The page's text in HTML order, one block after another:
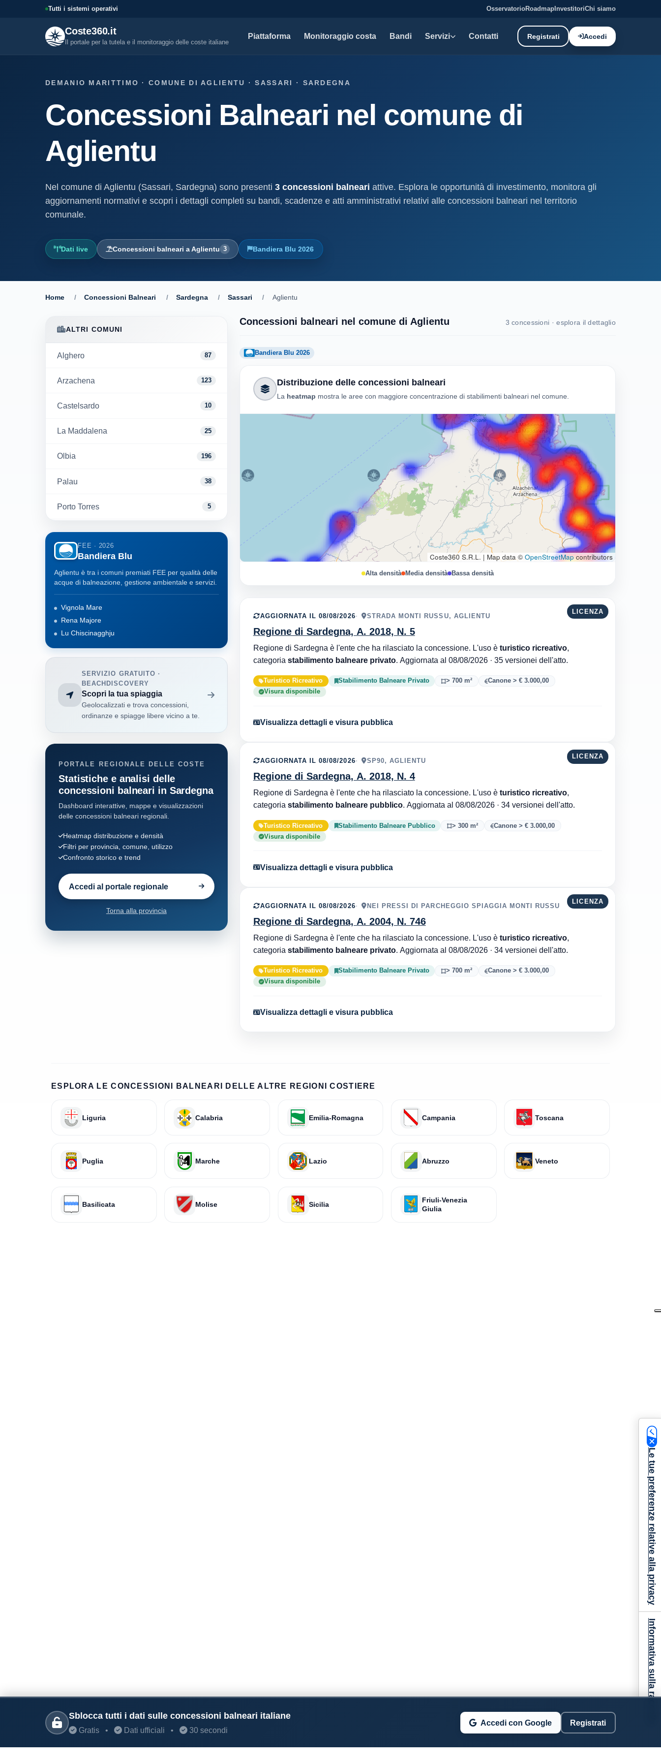
Tutti i sistemi operativi OsservatorioRoadmap InvestitoriChi siamo
Coste360.it
Il portale per la tutela e il monitoraggio delle coste italiane
Piattaforma Monitoraggio costa Bandi Servizi
Visure, fascicoli, verifica concessioni e
altro.
marittima
Un documento sintetico della concessione
demaniale marittima
demaniale marittima
Storico completo ed evolutivo della
Soluzioni per studi tecnici, legali e PA.
Modello D1
marittimo.
I nostri dati
Open data costieri aggiornati mensilmente.
Contatti Registrati Accedi
DEMANIO MARITTIMO · COMUNE DI AGLIENTU · SASSARI · SARDEGNA
Concessioni Balneari nel comune di
Aglientu
Nel comune di Aglientu (Sassari, Sardegna) sono presenti 3 concessioni balneari attive. Esplora le opportunità di investimento, monitora gli
aggiornamenti normativi e scopri i dettagli completi su bandi, scadenze e atti amministrativi relativi alle concessioni balneari nel territorio
comunale.
Dati live Concessioni balneari a Aglientu 3 Bandiera Blu 2026
Home / Concessioni Balneari / Sardegna / Sassari / Aglientu
ALTRI COMUNI
Alghero 87
Arzachena 123
Castelsardo 10
La Maddalena 25
Olbia 196
Palau 38
Porto Torres 5
Santa Teresa Gallura 51
Sassari
Sorso 22
Trinita' D'Agultu E Vignola
Valledoria
Badesi 13
Golfo Aranci
Loiri Porto San Paolo
San Teodoro
FEE · 2026
Bandiera Blu
Aglientu è tra i comuni premiati FEE per qualità delle
acque di balneazione, gestione ambientale e servizi.
Vignola Mare
Rena Majore
Lu Chiscinagghju
SERVIZIO GRATUITO ·
BEACHDISCOVERY
Scopri la tua spiaggia
Geolocalizzati e trova concessioni,
ordinanze e spiagge libere vicino a te.
PORTALE REGIONALE DELLE COSTE
Statistiche e analisi delle
concessioni balneari in Sardegna
Dashboard interattive, mappe e visualizzazioni
delle concessioni balneari regionali.
Heatmap distribuzione e densità
Filtri per provincia, comune, utilizzo
Confronto storico e trend
Accedi al portale regionale
Torna alla provincia
Concessioni balneari nel comune di Aglientu 3 concessioni · esplora il dettaglio
Bandiera Blu 2026
Distribuzione delle concessioni balneari
La heatmap mostra le aree con maggiore concentrazione di stabilimenti balneari nel comune.
Coste360 S.R.L. | Map data © OpenStreetMapcontributors
Alta densità Media densità Bassa densità
LICENZA
AGGIORNATA IL 08/08/2026 STRADA MONTI RUSSU, AGLIENTU
Regione di Sardegna, A. 2018, N. 5
Regione di Sardegna è l'ente che ha rilasciato la concessione. L'uso è turistico ricreativo,
categoria stabilimento balneare privato . Aggiornata al 08/08/2026 · 35 versionei dell'atto.
Turistico Ricreativo Stabilimento Balneare Privato > 700 m²
Canone > € 3.000,00
Visura disponibile
Visualizza dettagli e visura pubblica
LICENZA
AGGIORNATA IL 08/08/2026 SP90, AGLIENTU
Regione di Sardegna, A. 2018, N. 4
Regione di Sardegna è l'ente che ha rilasciato la concessione. L'uso è turistico ricreativo,
categoria stabilimento balneare pubblico . Aggiornata al 08/08/2026 · 34 versionei dell'atto.
Turistico Ricreativo Stabilimento Balneare Pubblico > 300 m²
Canone > € 3.000,00
Visura disponibile
Visualizza dettagli e visura pubblica
LICENZA
AGGIORNATA IL 08/08/2026 NEI PRESSI DI PARCHEGGIO SPIAGGIA MONTI RUSSU
Regione di Sardegna, A. 2004, N. 746
Regione di Sardegna è l'ente che ha rilasciato la concessione. L'uso è turistico ricreativo,
categoria stabilimento balneare privato . Aggiornata al 08/08/2026 · 34 versionei dell'atto.
Turistico Ricreativo Stabilimento Balneare Privato > 700 m²
Canone > € 3.000,00
Visura disponibile
Visualizza dettagli e visura pubblica
ESPLORA LE CONCESSIONI BALNEARI DELLE ALTRE REGIONI COSTIERE
Liguria Calabria Emilia-Romagna Campania Toscana
Puglia Marche Lazio Abruzzo Veneto
Basilicata Molise Sicilia
Friuli-Venezia
Giulia
Sblocca tutti i dati sulle concessioni balneari italiane
Gratis • Dati ufficiali • 30 secondi
Accedi con Google Registrati
Le tue preferenze relative alla privacy
Informativa sulla raccolta